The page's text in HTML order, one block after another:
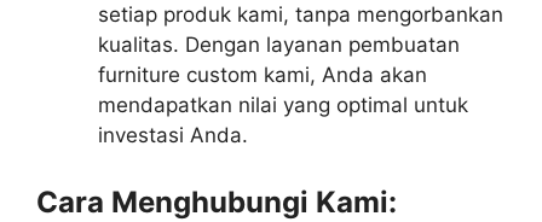
setiap produk kami, tanpa mengorbankan
kualitas. Dengan layanan pembuatan
furniture custom kami, Anda akan
mendapatkan nilai yang optimal untuk
investasi Anda.
Cara Menghubungi Kami: